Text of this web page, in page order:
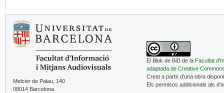
Melcior de Palau, 140
08014 Barcelona
El Blok de BiD de la Facultat
adaptada de Creative
Creat a partir d'una obra
Els permisos addicionals als